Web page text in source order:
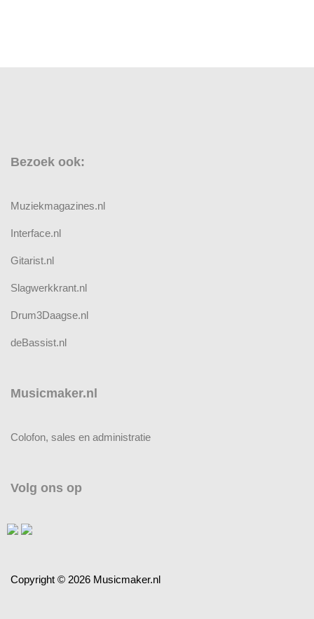
Bezoek ook:
Muziekmagazines.nl
Interface.nl
Gitarist.nl
Slagwerkkrant.nl
Drum3Daagse.nl
deBassist.nl
Musicmaker.nl
Colofon, sales en administratie
Volg ons op
Copyright © 2026 Musicmaker.nl